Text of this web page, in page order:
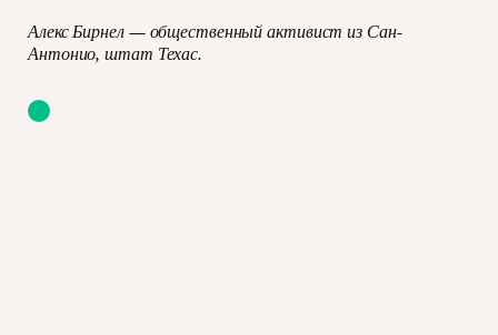
Алекс Бирнел — общественный активист из Сан-
Антонио, штат Техас.